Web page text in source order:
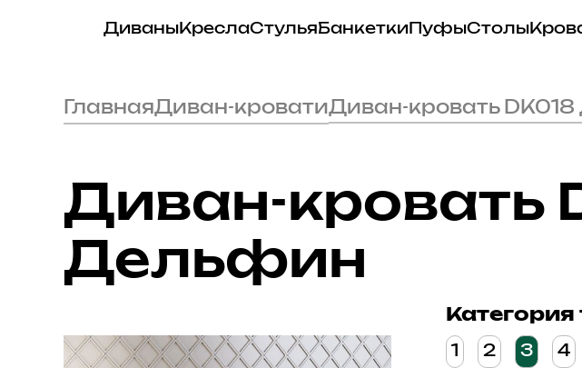
ДиваныКреслаСтульяБанкеткиПуфыСтолы
ГлавнаяДиван-кроватиДиван-кровать
Диван-кровать
Дельфин
Категория
1 2 3 4